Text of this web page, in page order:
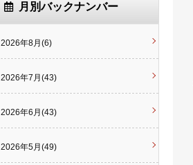
月別バックナンバー
2026年8月(6)
2026年7月(43)
2026年6月(43)
2026年5月(49)